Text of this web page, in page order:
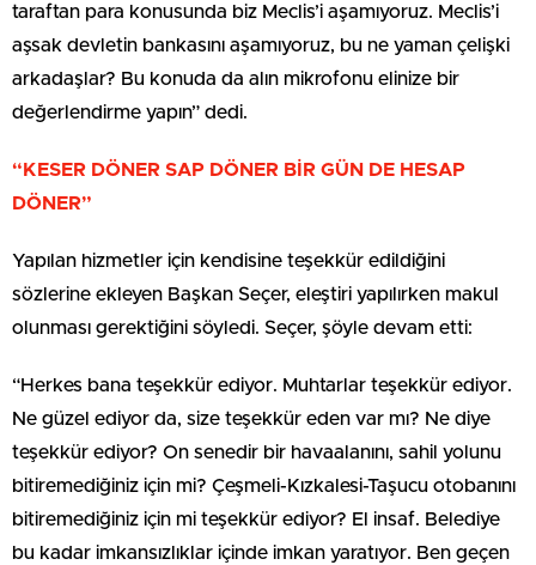
taraftan para konusunda biz Meclis’i aşamıyoruz. Meclis’i
aşsak devletin bankasını aşamıyoruz, bu ne yaman çelişki
arkadaşlar? Bu konuda da alın mikrofonu elinize bir
değerlendirme yapın” dedi.
“KESER DÖNER SAP DÖNER BİR GÜN DE HESAP
DÖNER”
Yapılan hizmetler için kendisine teşekkür edildiğini
sözlerine ekleyen Başkan Seçer, eleştiri yapılırken makul
olunması gerektiğini söyledi. Seçer, şöyle devam etti:
“Herkes bana teşekkür ediyor. Muhtarlar teşekkür ediyor.
Ne güzel ediyor da, size teşekkür eden var mı? Ne diye
teşekkür ediyor? On senedir bir havaalanını, sahil yolunu
bitiremediğiniz için mi? Çeşmeli-Kızkalesi-Taşucu otobanını
bitiremediğiniz için mi teşekkür ediyor? El insaf. Belediye
bu kadar imkansızlıklar içinde imkan yaratıyor. Ben geçen